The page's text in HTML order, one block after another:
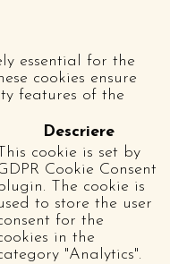
essential for the
cookies ensure
features of the
Descriere
cookie is set by
Cookie Consent
The cookie is
to store the user
for the
in the
"Analytics".